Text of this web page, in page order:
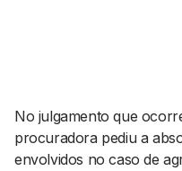
Contactos
EMAIL
GERAL@BANTUMEN.COM
No julgamento que
procuradora pediu a
envolvidos no caso de